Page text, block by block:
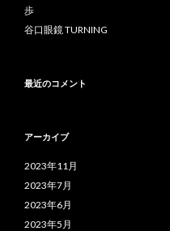
歩
谷口眼鏡 TURNING
最近のコメント
アーカイブ
2023年11月
2023年7月
2023年6月
2023年5月